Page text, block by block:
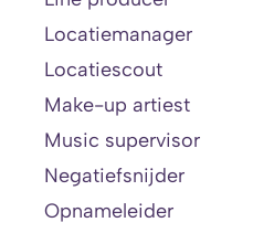
Locatiemanager
Locatiescout
Make-up artiest
Music supervisor
Negatiefsnijder
Opnameleider